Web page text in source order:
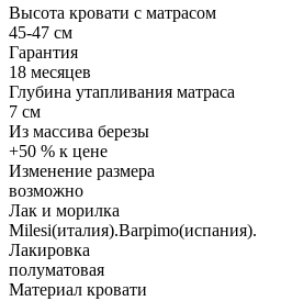
Высота кровати с матрасом
45-47 см
Гарантия
18 месяцев
Глубина утапливания матраса
7 см
Из массива березы
+50 % к цене
Изменение размера
возможно
Лак и морилка
Milesi(италия).Barpimo(испания).
Лакировка
полуматовая
Материал кровати